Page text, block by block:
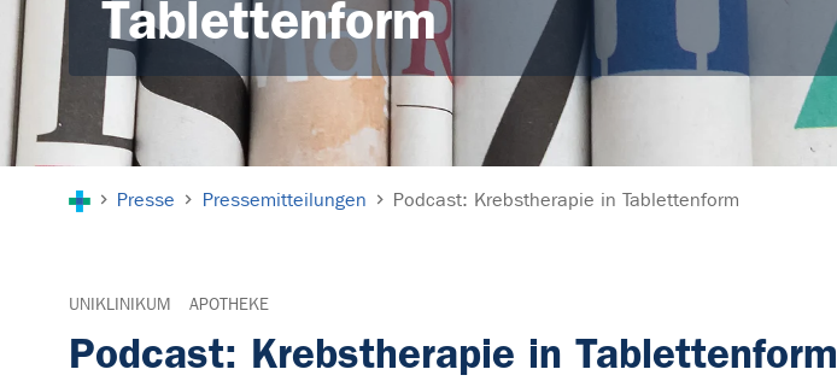
Tablettenform
Presse Pressemitteilungen Podcast: Krebstherapie in Tablettenform
UNIKLINIKUM APOTHEKE
Podcast: Krebstherapie in Tablettenform